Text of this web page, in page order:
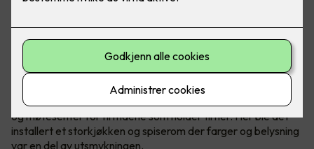
Felles kantine og møtesenter
Kantinen i Malmskriverveien 18 i Sandvika er en felles kantine
og møtesenter for firmaene som holder til her. Her ble det
installert et storkjøkken og spiserom der farger og belysning
var en del av utsmykningen.